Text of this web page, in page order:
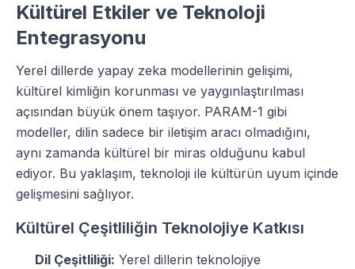
Kültürel Etkiler ve Teknoloji
Entegrasyonu
Yerel dillerde yapay zeka modellerinin gelişimi,
kültürel kimliğin korunması ve yaygınlaştırılması
açısından büyük önem taşıyor. PARAM-1 gibi
modeller, dilin sadece bir iletişim aracı olmadığını,
aynı zamanda kültürel bir miras olduğunu kabul
ediyor. Bu yaklaşım, teknoloji ile kültürün uyum içinde
gelişmesini sağlıyor.
Kültürel Çeşitliliğin Teknolojiye Katkısı
Dil Çeşitliliği: Yerel dillerin teknolojiye